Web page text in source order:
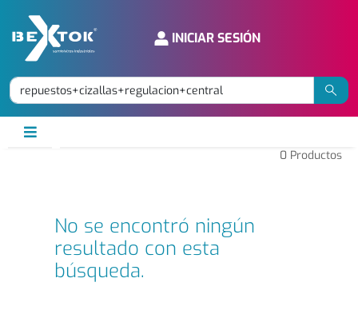
INICIAR SESIÓN
0 Productos
No se encontró ningún
resultado con esta
búsqueda.